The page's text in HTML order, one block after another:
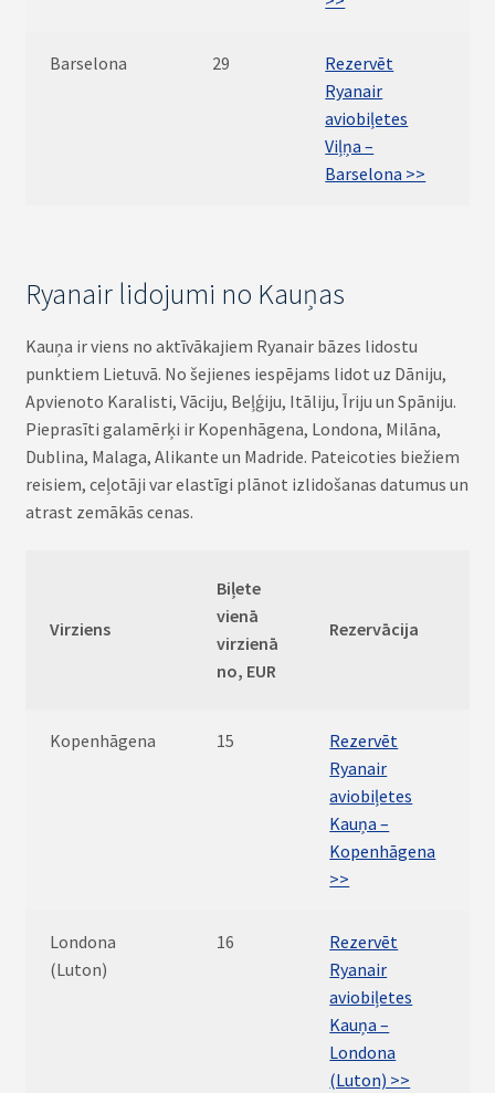
Barselona 29
Rezervēt
Ryanair
aviobiļetes
Viļņa –
Barselona >>
Ryanair lidojumi no Kauņas
Kauņa ir viens no aktīvākajiem Ryanair bāzes lidostu
punktiem Lietuvā. No šejienes iespējams lidot uz Dāniju,
Apvienoto Karalisti, Vāciju, Beļģiju, Itāliju, Īriju un Spāniju.
Pieprasīti galamērķi ir Kopenhāgena, Londona, Milāna,
Dublina, Malaga, Alikante un Madride. Pateicoties biežiem
reisiem, ceļotāji var elastīgi plānot izlidošanas datumus un
atrast zemākās cenas.
Virziens
Biļete
vienā
virzienā
no, EUR
Rezervācija
Kopenhāgena 15
Rezervēt
Ryanair
aviobiļetes
Kauņa –
Kopenhāgena
>>
Londona
(Luton)
16
Rezervēt
Ryanair
aviobiļetes
Kauņa –
Londona
(Luton) >>